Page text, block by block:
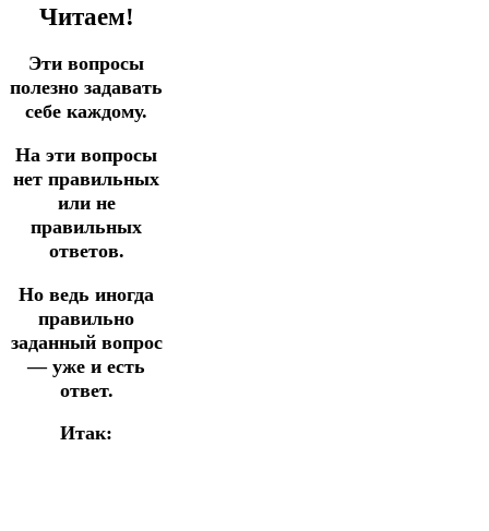
Читаем!
Эти вопросы
полезно задавать
себе каждому.
На эти вопросы
нет правильных
или не
правильных
ответов.
Но ведь иногда
правильно
заданный вопрос
— уже и есть
ответ.
Итак: